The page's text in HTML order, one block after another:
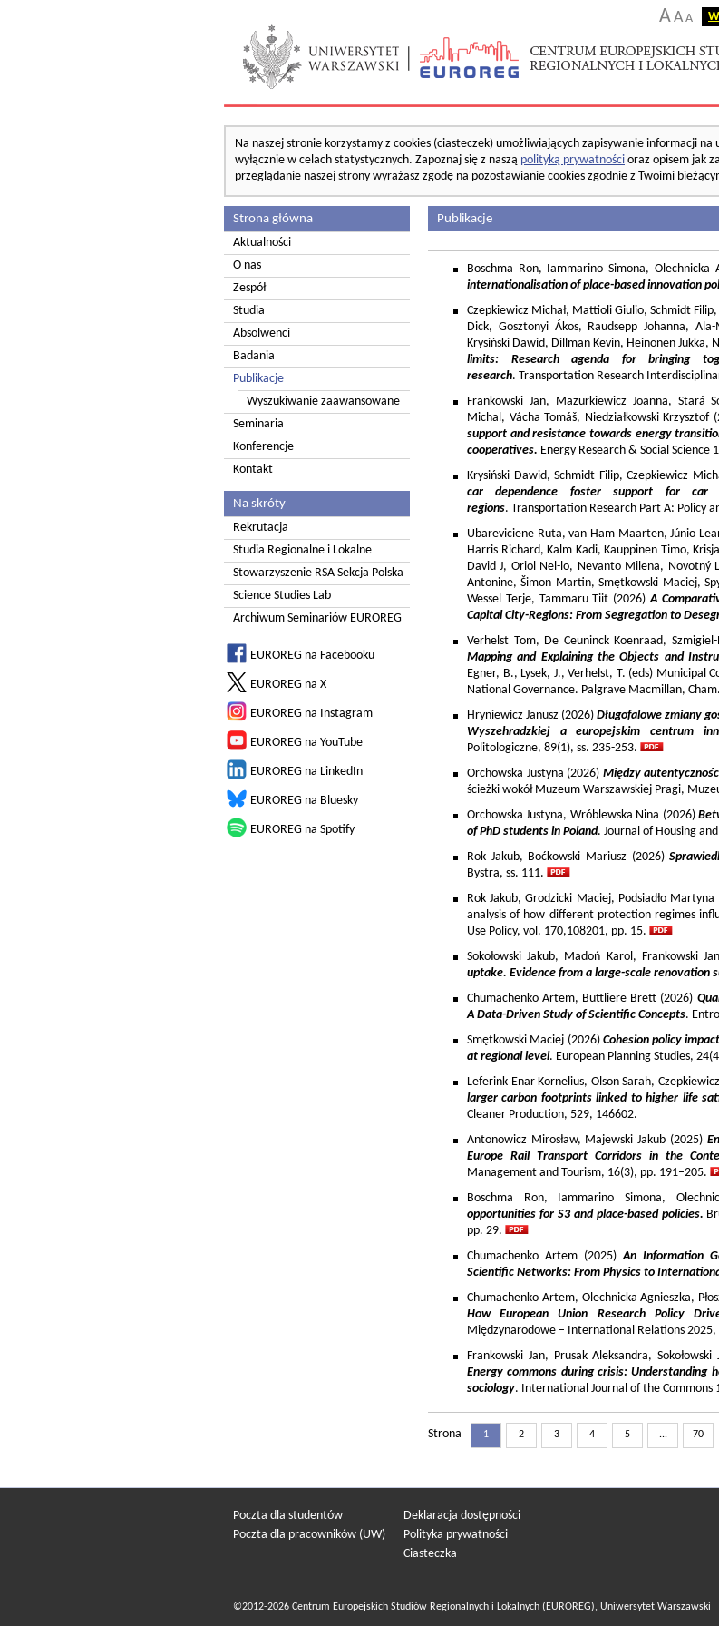
AA A
Na naszej stronie korzystamy z cookies (ciasteczek) umożliwiających zapisywanie informacji
wyłącznie w celach statystycznych. Zapoznaj się z naszą polityką prywatności oraz opisem jak
przeglądanie naszej strony wyrażasz zgodę na pozostawianie cookies zgodnie z Twoimi
Strona główna
Aktualności
O nas
Zespół
Studia
Absolwenci
Badania
Publikacje
Wyszukiwanie zaawansowane
Seminaria
Konferencje
Kontakt
Na skróty
Rekrutacja
Studia Regionalne i Lokalne
Stowarzyszenie RSA Sekcja Polska
Science Studies Lab
Archiwum Seminariów EUROREG
EUROREG na Facebooku
EUROREG na X
EUROREG na Instagram
EUROREG na YouTube
EUROREG na LinkedIn
EUROREG na Bluesky
EUROREG na Spotify
Publikacje
Boschma Ron, Iammarino Simona, Olechnicka
internationalisation of place-based innovation
Czepkiewicz Michał, Mattioli Giulio, Schmidt
Dick, Gosztonyi Ákos, Raudsepp Johanna,
Krysiński Dawid, Dillman Kevin, Heinonen Jukka,
limits: Research agenda for bringing
research. Transportation Research
Frankowski Jan, Mazurkiewicz Joanna, Stará
Michal, Vácha Tomáš, Niedziałkowski Krzysztof
support and resistance towards energy
cooperatives. Energy Research & Social Science
Krysiński Dawid, Schmidt Filip, Czepkiewicz
car dependence foster support for car
regions. Transportation Research Part A: Policy
Ubareviciene Ruta, van Ham Maarten, Júnio
Harris Richard, Kalm Kadi, Kauppinen Timo,
David J, Oriol Nel-lo, Nevanto Milena, Novotný
Antonine, Šimon Martin, Smętkowski Maciej,
Wessel Terje, Tammaru Tiit (2026)A
Capital City-Regions: From Segregation to
Verhelst Tom, De Ceuninck Koenraad,
Mapping and Explaining the Objects and
Egner, B., Lysek, J., Verhelst, T. (eds) Municipal
National Governance. Palgrave Macmillan, Cham.
Hryniewicz Janusz (2026) Długofalowe zmiany
Wyszehradzkiej a europejskim centrum
Politologiczne, 89(1), ss. 235-253.
Orchowska Justyna (2026) Między
ścieżki wokół Muzeum Warszawskiej Pragi,
Orchowska Justyna, Wróblewska Nina (2026)
of PhD students in Poland. Journal of Housing
Rok Jakub, Boćkowski Mariusz (2026)
Bystra, ss. 111.
Rok Jakub, Grodzicki Maciej, Podsiadło
analysis of how different protection regimes
Use Policy, vol. 170,108201, pp. 15.
Sokołowski Jakub, Madoń Karol, Frankowski
uptake. Evidence from a large-scale renovation
Chumachenko Artem, Buttliere Brett (2026)
A Data-Driven Study of Scientific Concepts.
Smętkowski Maciej (2026) Cohesion policy
at regional level. European Planning Studies,
Leferink Enar Kornelius, Olson Sarah,
larger carbon footprints linked to higher life
Cleaner Production, 529, 146602.
Antonowicz Mirosław, Majewski Jakub (2025)
Europe Rail Transport Corridors in the
Management and Tourism, 16(3), pp. 191–205.
Boschma Ron, Iammarino Simona,
opportunities for S3 and place-based policies.
pp. 29.
Chumachenko Artem (2025)An Information
Scientific Networks: From Physics to
Chumachenko Artem, Olechnicka Agnieszka,
How European Union Research Policy
Międzynarodowe – International Relations 2025,
Frankowski Jan, Prusak Aleksandra,
Energy commons during crisis: Understanding
sociology. International Journal of the Commons
Strona 1 2 3 4 5 ... 70
Poczta dla studentów
Poczta dla pracowników (UW)
Deklaracja dostępności
Polityka prywatności
Ciasteczka
©2012-2026 Centrum Europejskich Studiów Regionalnych i Lokalnych (EUROREG), Uniwersytet Warszawski